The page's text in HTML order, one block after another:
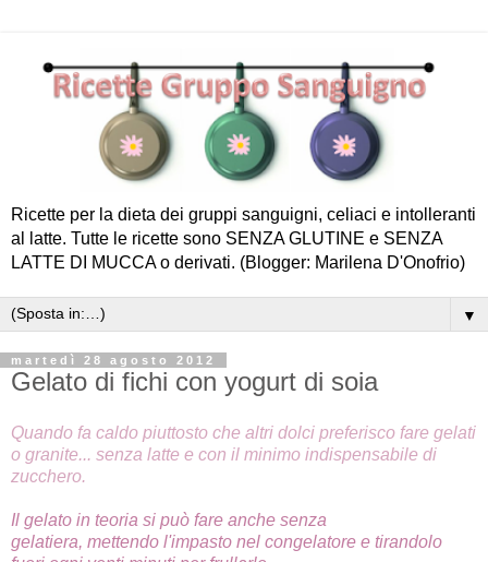
Ricette per la dieta dei gruppi sanguigni, celiaci e intolleranti
al latte. Tutte le ricette sono SENZA GLUTINE e SENZA
LATTE DI MUCCA o derivati. (Blogger: Marilena D'Onofrio)
▼
martedì 28 agosto 2012
Gelato di fichi con yogurt di soia
Quando fa caldo piuttosto che altri dolci preferisco fare gelati
o granite... senza latte e con il minimo indispensabile di
zucchero.
Il gelato in teoria si può fare anche senza
gelatiera, mettendo l'impasto nel congelatore e tirandolo